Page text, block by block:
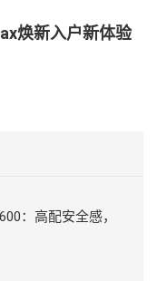
焕新入户新体验
：高配安全感，